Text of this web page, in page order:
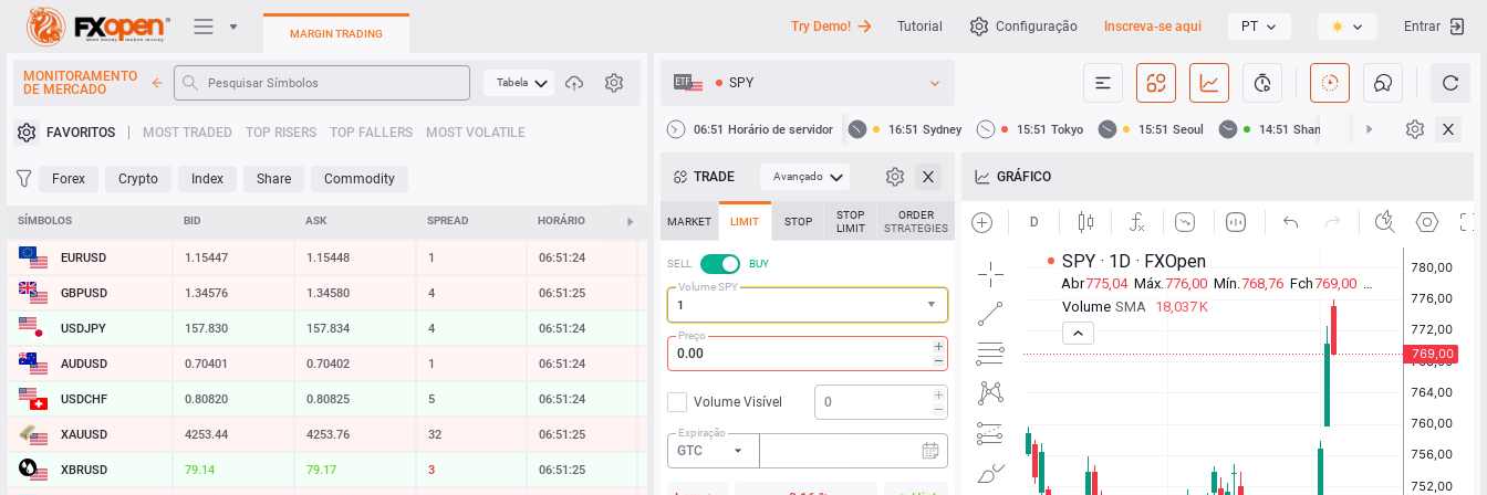
Plataformas de negociação
Heatmap
MARGIN TRADING Try Demo! Tutorial Configuração Inscreva-se aqui PT Entrar
MONITORAMENTO
DE MERCADO
Tabela
FAVORITOS MOST TRADED TOP RISERS TOP FALLERS MOST VOLATILE
Forex Crypto Index Share Commodity
SÍMBOLOS BID ASK SPREAD HORÁRIO ALTERAR
EURUSD 1.15447 1.15448 1 06:51:24 -0.10 %
GBPUSD 1.34575 1.34579 4 06:51:26 -0.09 %
USDJPY 157.830 157.834 4 06:51:24 0.14 %
AUDUSD 0.70401 0.70402 1 06:51:24 -0.24 %
USDCHF 0.80820 0.80825 5 06:51:24
XAUUSD 4253.44 4253.76 32 06:51:25 -0.57 %
XBRUSD 79.13 79.17 4 06:51:26 0.29 %
SPY
06:51 Horário de servidor 16:51 Sydney 15:51 Tokyo 15:51 Seoul 14:51 Shanghai 14:51 Hong
TRADE Avançado
MARKET LIMIT STOP
STOP
LIMIT
ORDER
STRATEGIES
SELL
BUY
Volume SPY
Preço
Volume Visível
Expiração
GTC
GRÁFICO